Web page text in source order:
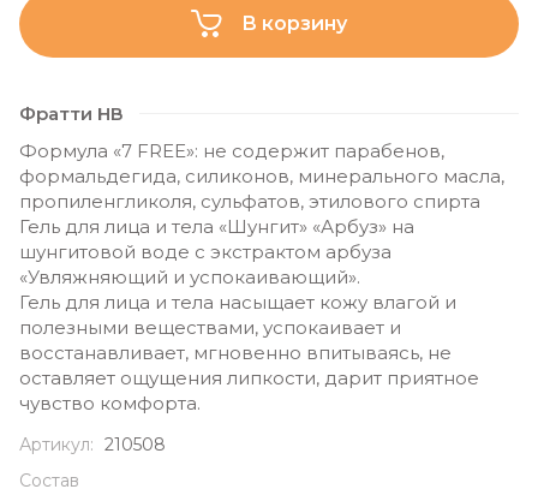
В корзину
Фратти НВ
Формула «7 FREE»: не содержит парабенов,
формальдегида, силиконов, минерального масла,
пропиленгликоля, сульфатов, этилового спирта
Гель для лица и тела «Шунгит» «Арбуз» на
шунгитовой воде с экстрактом арбуза
«Увляжняющий и успокаивающий».
Гель для лица и тела насыщает кожу влагой и
полезными веществами, успокаивает и
восстанавливает, мгновенно впитываясь, не
оставляет ощущения липкости, дарит приятное
чувство комфорта.
Артикул: 210508
Состав